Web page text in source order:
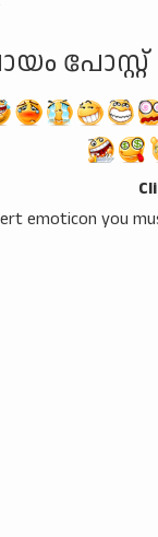
emoticon you